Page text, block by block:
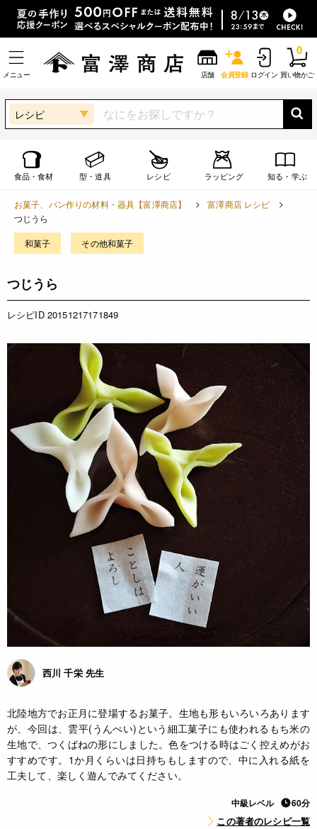
メニュー 店舗 会員登録 ログイン 買い物かご
0
レシピ
食品・食材 型・道具 レシピ ラッピング 知る・学ぶ
お菓子、パン作りの材料・器具【富澤商店】
富澤商店 レシピ
つじうら
和菓子 その他和菓子
つじうら
レシピID 20151217171849
西川 千栄 先生
北陸地方でお正月に登場するお菓子。生地も形もいろいろあります
が、今回は、雲平(うんぺい)という細工菓子にも使われるもち米の
生地で、つくばねの形にしました。色をつける時はごく控えめがお
すすめです。1か月くらいは日持ちもしますので、中に入れる紙を
工夫して、楽しく遊んでみてください。
中級レベル 60分
この著者のレシピ一覧